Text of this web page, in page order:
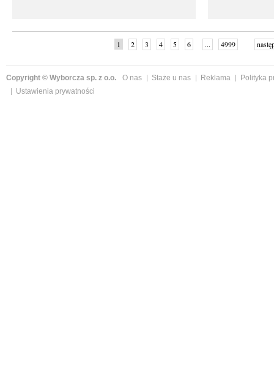
1 2 3 4 5 6 ... 4999
Copyright © Wyborcza sp. z o.o. O nas Staże u nas Reklama
Polityka
Ustawienia prywatności